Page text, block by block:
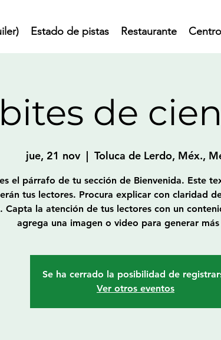
Estado de pistas Restaurante
bites de
jue, 21 nov
  |
Toluca de Lerdo, Méx.,
el párrafo de tu sección de Bienvenida. Este
tus lectores. Procura explicar con claridad
Capta la atención de tus lectores con un
agrega una imagen o video para generar
Se ha cerrado la posibilidad de
Ver otros eventos